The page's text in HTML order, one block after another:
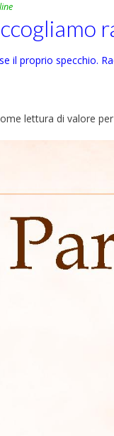
il proprio specchio.
lettura di valore